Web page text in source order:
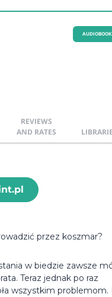
AUDIOBOOK
REVIEWS
AND RATES
przez koszmar?
w biedzie zawsze
Teraz jednak po raz
wszystkim problemom.